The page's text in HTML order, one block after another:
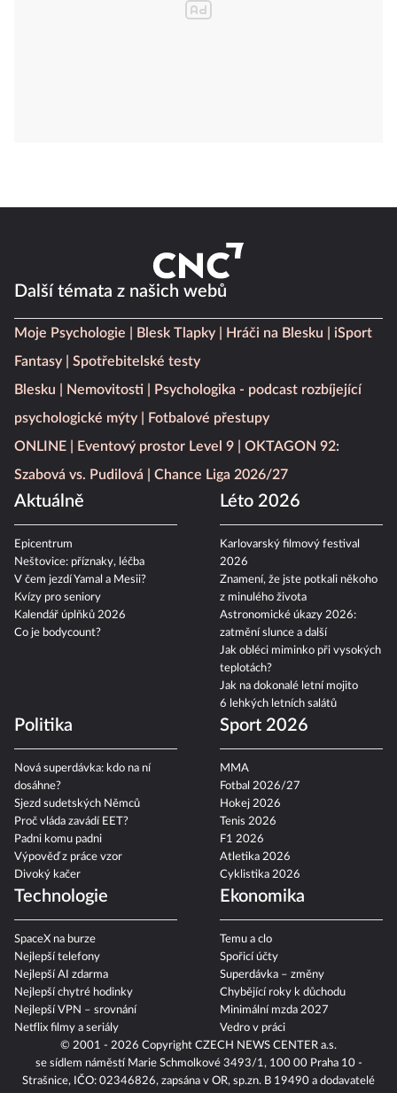
© 2001 - 2026 Copyright CZECH NEWS CENTER a.s.
se sídlem náměstí Marie Schmolkové 3493/1, 100 00 Praha 10 -
Strašnice, IČO: 02346826, zapsána v OR, sp.zn. B 19490 a dodavatelé
Další témata z našich webů
Moje Psychologie Blesk Tlapky Hráči na Blesku
iSport
Fantasy
Spotřebitelské testy
Blesku
Nemovitosti
Psychologika - podcast rozbíjející
psychologické mýty
Fotbalové přestupy
ONLINE
Eventový prostor Level 9
OKTAGON 92:
Szabová vs. Pudilová
Chance Liga 2026/27
Aktuálně
Epicentrum
Neštovice: příznaky, léčba
V čem jezdí Yamal a Mesii?
Kvízy pro seniory
Kalendář úplňků 2026
Co je bodycount?
Léto 2026
Karlovarský filmový festival
2026
Znamení, že jste potkali někoho
z minulého života
Astronomické úkazy 2026:
zatmění slunce a další
Jak obléci miminko při vysokých
teplotách?
Jak na dokonalé letní mojito
6 lehkých letních salátů
Politika
Nová superdávka: kdo na ní
dosáhne?
Sjezd sudetských Němců
Proč vláda zavádí EET?
Padni komu padni
Výpověď z práce vzor
Divoký kačer
Sport 2026
MMA
Fotbal 2026/27
Hokej 2026
Tenis 2026
F1 2026
Atletika 2026
Cyklistika 2026
Technologie
SpaceX na burze
Nejlepší telefony
Nejlepší AI zdarma
Nejlepší chytré hodinky
Nejlepší VPN – srovnání
Netflix filmy a seriály
Ekonomika
Temu a clo
Spořicí účty
Superdávka – změny
Chybějící roky k důchodu
Minimální mzda 2027
Vedro v práci